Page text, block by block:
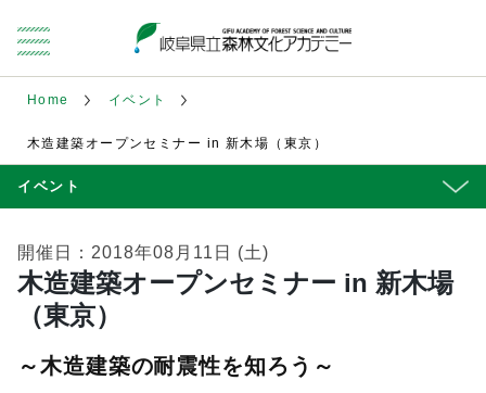
Home イベント
木造建築オープンセミナー in 新木場（東京）
イベント
開催日：2018年08月11日 (土)
木造建築オープンセミナー in 新木場
（東京）
～木造建築の耐震性を知ろう～